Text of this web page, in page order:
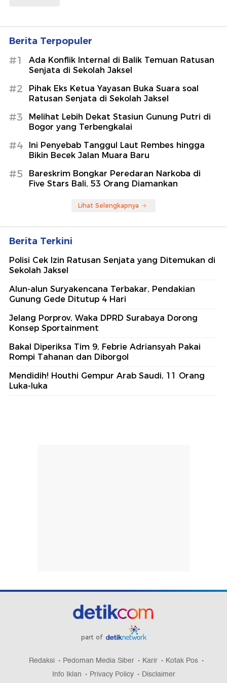
Berita Terpopuler
#1
Ada Konflik Internal di Balik Temuan Ratusan
Senjata di Sekolah Jaksel
#2
Pihak Eks Ketua Yayasan Buka Suara soal
Ratusan Senjata di Sekolah Jaksel
#3
Melihat Lebih Dekat Stasiun Gunung Putri di
Bogor yang Terbengkalai
#4
Ini Penyebab Tanggul Laut Rembes hingga
Bikin Becek Jalan Muara Baru
#5
Bareskrim Bongkar Peredaran Narkoba di
Five Stars Bali, 53 Orang Diamankan
Lihat Selengkapnya
Berita Terkini
Polisi Cek Izin Ratusan Senjata yang Ditemukan di
Sekolah Jaksel
Alun-alun Suryakencana Terbakar, Pendakian
Gunung Gede Ditutup 4 Hari
Jelang Porprov, Waka DPRD Surabaya Dorong
Konsep Sportainment
Bakal Diperiksa Tim 9, Febrie Adriansyah Pakai
Rompi Tahanan dan Diborgol
Mendidih! Houthi Gempur Arab Saudi, 11 Orang
Luka-luka
part of
Redaksi Pedoman Media Siber Karir
Kotak Pos
Info Iklan
Privacy Policy Disclaimer